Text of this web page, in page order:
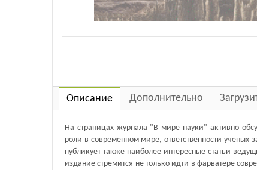
Описание Дополнительно
На страницах журнала "В мире науки" активно
роли в современном мире, ответственности ученых
публикует также наиболее интересные статьи
издание стремится не только идти в фарватере